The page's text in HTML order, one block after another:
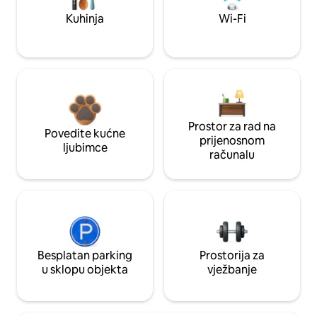
Kuhinja Wi-Fi
Povedite kućne
ljubimce
Prostor za rad na
prijenosnom
računalu
Besplatan parking
u sklopu objekta
Prostorija za
vježbanje